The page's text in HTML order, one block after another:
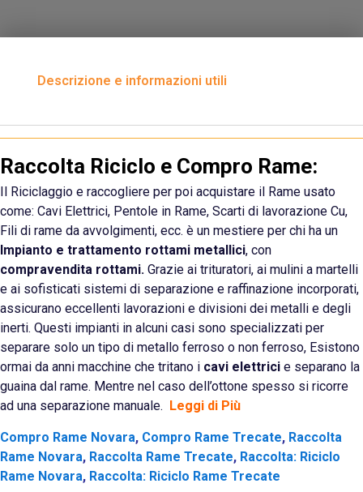
Descrizione e informazioni utili
Raccolta Riciclo e Compro Rame:
Il Riciclaggio e raccogliere per poi acquistare il Rame usato
come: Cavi Elettrici, Pentole in Rame, Scarti di lavorazione Cu,
Fili di rame da avvolgimenti, ecc. è un mestiere per chi ha un
Impianto e trattamento rottami metallici, con
compravendita rottami. Grazie ai trituratori, ai mulini a martelli
e ai sofisticati sistemi di separazione e raffinazione incorporati,
assicurano eccellenti lavorazioni e divisioni dei metalli e degli
inerti. Questi impianti in alcuni casi sono specializzati per
separare solo un tipo di metallo ferroso o non ferroso, Esistono
ormai da anni macchine che tritano i cavi elettrici e separano la
guaina dal rame. Mentre nel caso dell’ottone spesso si ricorre
ad una separazione manuale. Leggi di Più
Compro Rame Novara, Compro Rame Trecate, Raccolta
Rame Novara, Raccolta Rame Trecate, Raccolta: Riciclo
Rame Novara, Raccolta: Riciclo Rame Trecate